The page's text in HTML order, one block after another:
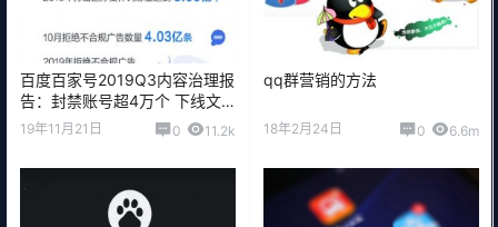
百度百家号2019Q3内容治理报
告：封禁账号超4万个 下线文
章超56万篇
19年11月21日 0 11.2k
qq群营销的方法
18年2月24日 0 6.6m